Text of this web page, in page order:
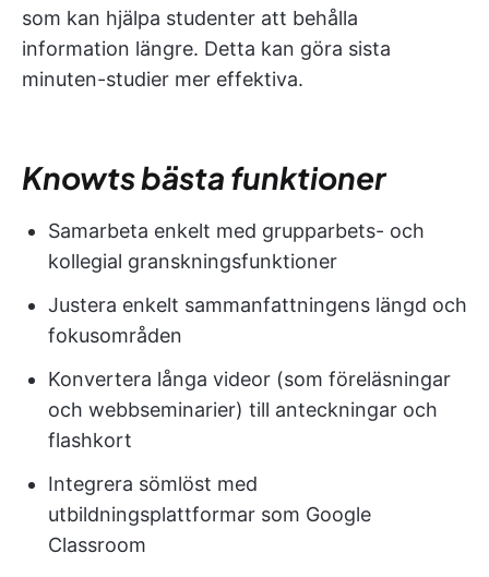
som kan hjälpa studenter att behålla
information längre. Detta kan göra sista
minuten-studier mer effektiva.
Knowts bästa funktioner
Samarbeta enkelt med grupparbets- och
kollegial granskningsfunktioner
Justera enkelt sammanfattningens längd och
fokusområden
Konvertera långa videor (som föreläsningar
och webbseminarier) till anteckningar och
flashkort
Integrera sömlöst med
utbildningsplattformar som Google
Classroom